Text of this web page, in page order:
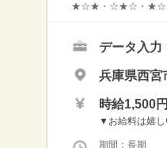
★☆★・☆★☆・★☆★
データ入力
兵庫県西宮
時給1,500
▼お給料は嬉
期間：長期